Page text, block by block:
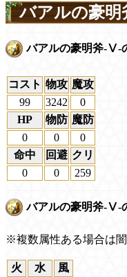
バアルの豪
バアルの豪明斧-Ⅴ-
コスト 物攻 魔攻
99
3242
0
HP
物防 魔防
0
0
0
命中
回避 クリ
0
0 259
バアルの豪明斧-Ⅴ-
※複数属性ある場合は
火 水
風